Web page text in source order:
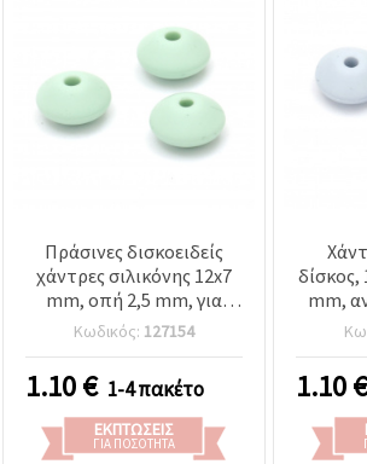
Πράσινες δισκοειδείς
χάντρες σιλικόνης 12x7
mm, οπή 2,5 mm, για
χειροποίητα κοσμήματα
& αξεσουάρ - 5 τεμ.
Κωδικός: 127154
1.10€ 1-4 πακέτο
ΕΚΠΤΏΣΕΙΣ
ΓΙΑ ΠΟΣΌΤΗΤΑ
mm,
1.10€